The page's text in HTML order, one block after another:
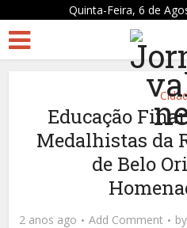
Quinta-Feira, 6 de
Educação
Medalhistas da
de Belo
2 anos ago Add Comment by